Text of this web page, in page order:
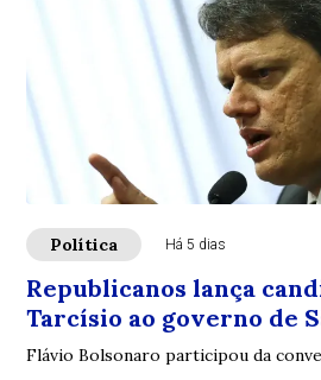
Política Há 5 dias
Republicanos lança
Tarcísio ao governo de
Flávio Bolsonaro participou da